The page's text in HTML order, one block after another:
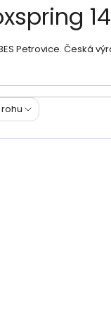
Petrovice. Česká